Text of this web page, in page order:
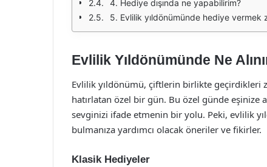
4. Hediye dışında ne yapabilirim?
5. Evlilik yıldönümünde hediye vermek
Evlilik Yıldönümünde Ne
Evlilik yıldönümü, çiftlerin birlikte geçirdikleri
hatırlatan özel bir gün. Bu özel günde eşinize
sevginizi ifade etmenin bir yolu. Peki, evlilik
bulmanıza yardımcı olacak öneriler ve fikirler.
Klasik Hediyeler